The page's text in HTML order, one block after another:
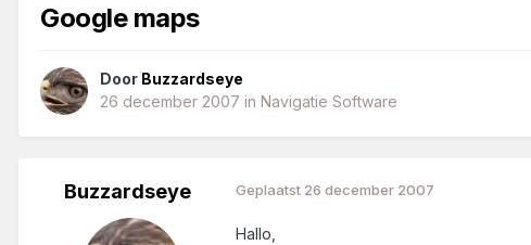
Google maps
Door Buzzardseye
26 december 2007 in Navigatie Software
Buzzardseye Geplaatst 26 december 2007
Hallo,